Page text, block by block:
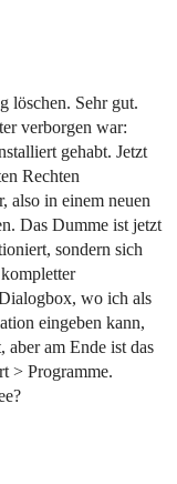
löschen. Sehr gut.
verborgen war:
gehabt. Jetzt
Rechten
also in einem neuen
Das Dumme ist jetzt
sondern sich
wo ich als
eingeben kann,
am Ende ist das
> Programme.